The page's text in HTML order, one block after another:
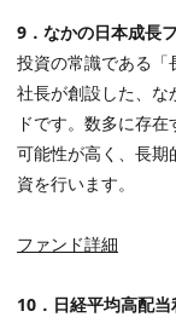
9 ．なかの日本成長
投資の常識である「
社長が創設した、な
ドです。数多に存
可能性が高く、長期
資を行います。
ファンド詳細
10 ．日経平均高配